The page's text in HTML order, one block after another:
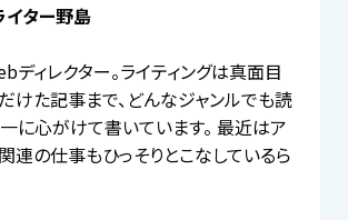
ター野島
ディレクター。ライティングは真面目
けた記事まで、どんなジャンルでも読
に心がけて書いています。 最近はア
連の仕事もひっそりとこなしているら